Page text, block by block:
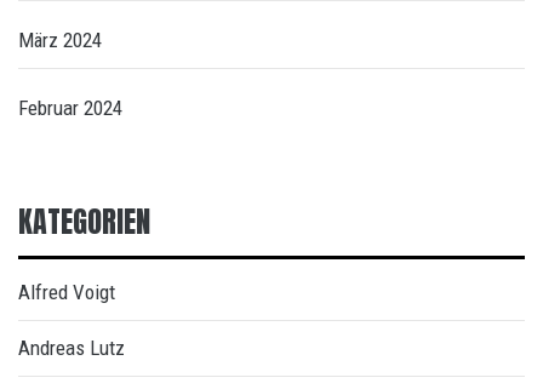
März 2024
Februar 2024
KATEGORIEN
Alfred Voigt
Andreas Lutz